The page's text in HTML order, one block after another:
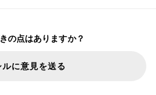
の点はありますか？
ルに意見を送る